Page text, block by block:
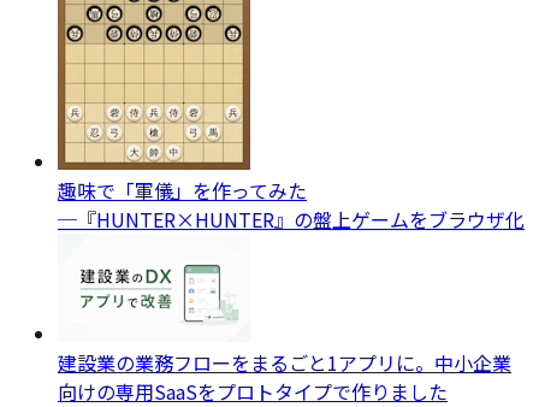
趣味で「軍儀」を作ってみた
─『HUNTER×HUNTER』の盤上ゲームをブラウザ化
建設業の業務フローをまるごと1アプリに。中小企業
向けの専用SaaSをプロトタイプで作りました